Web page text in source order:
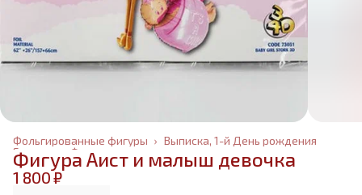
Выписка, 1-й День рождения
Фольгированные фигуры ›
Фольгированные шары
Главная
Фигура Аист и малыш девочка
1 800 ₽